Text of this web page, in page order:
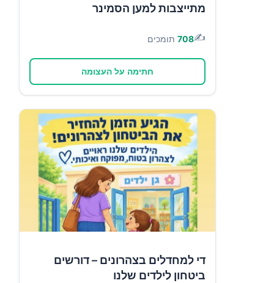
מתייצבות למען הסמינר
✍️
708 תומכים
חתימה על העצומה
די למחדלים בצהרונים – דורשים
ביטחון לילדים שלנו